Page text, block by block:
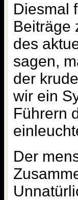
Diesmal
Beiträge
des
sagen,
der
wir ein
Führern
Der